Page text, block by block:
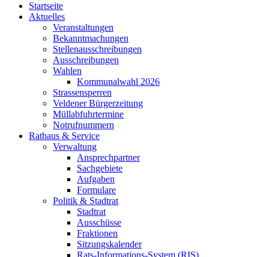
Startseite
Aktuelles
Veranstaltungen
Bekanntmachungen
Stellenausschreibungen
Ausschreibungen
Wahlen
Kommunalwahl 2026
Strassensperren
Veldener Bürgerzeitung
Müllabfuhrtermine
Notrufnummern
Rathaus & Service
Verwaltung
Ansprechpartner
Sachgebiete
Aufgaben
Formulare
Politik & Stadtrat
Stadtrat
Ausschüsse
Fraktionen
Sitzungskalender
Rats-Informations-System (RIS)